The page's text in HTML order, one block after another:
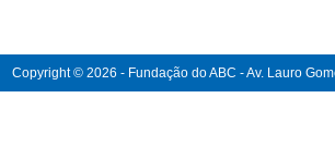
Copyright © 2026 - Fundação do ABC - Av. Lauro